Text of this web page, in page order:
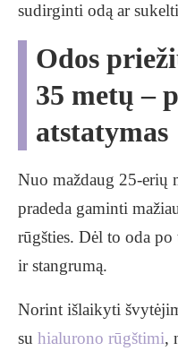
sudirginti odą ar
Odos
35 metų –
atstatymas
Nuo maždaug 25-erių
pradeda gaminti
rūgšties. Dėl to oda
ir stangrumą.
Norint išlaikyti
su hialurono rūgštimi,